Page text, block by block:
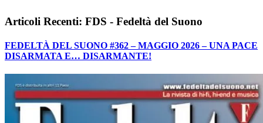
Articoli Recenti: FDS - Fedeltà del Suono
FEDELTÀ DEL SUONO #362 – MAGGIO 2026 – UNA PACE
DISARMATA E… DISARMANTE!